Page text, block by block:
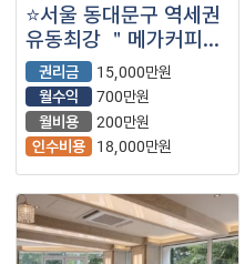
⭐서울 동대문구 역세권
유동최강 ＂메가커피＂
월순익 700⭐
권리금
15,000만원
월수익
700만원
월비용
200만원
인수비용
18,000만원